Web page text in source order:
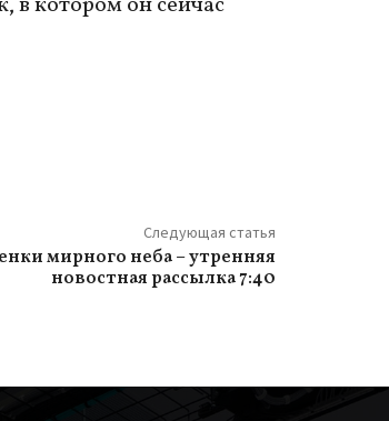
Следующая статья
мирного неба – утренняя
новостная рассылка 7:40